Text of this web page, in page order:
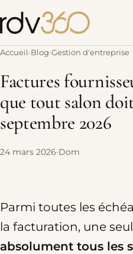
Accueil Blog Gestion d'entreprise
Factures
que tout salon
septembre 2026
24 mars 2026·Dom
Parmi toutes les
la facturation, une
absolument tous les